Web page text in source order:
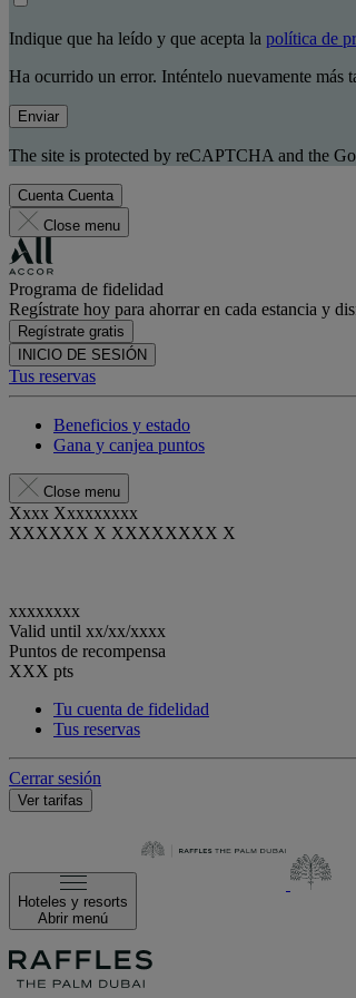
Indique que ha leído y que acepta la política de
Ha ocurrido un error. Inténtelo nuevamente más
Enviar
The site is protected by reCAPTCHA and the
Cuenta Cuenta
Close menu
Programa de fidelidad
Regístrate hoy para ahorrar en cada estancia y
Regístrate gratis
INICIO DE SESIÓN
Tus reservas
Beneficios y estado
Gana y canjea puntos
Close menu
Xxxx Xxxxxxxxx
XXXXXX X XXXXXXXX X
xxxxxxxx
Valid until xx/xx/xxxx
Puntos de recompensa
XXX pts
Tu cuenta de fidelidad
Tus reservas
Cerrar sesión
Ver tarifas
Hoteles y resorts
Abrir menú